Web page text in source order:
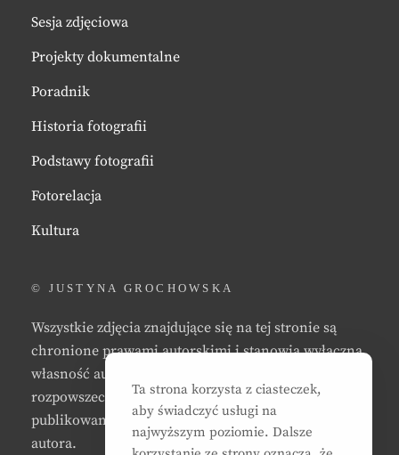
Sesja zdjęciowa
Projekty dokumentalne
Poradnik
Historia fotografii
Podstawy fotografii
Fotorelacja
Kultura
© JUSTYNA GROCHOWSKA
Wszystkie zdjęcia znajdujące się na tej stronie są
chronione prawami autorskimi i stanowią wyłączną
własność autora strony. Zabrania się kopiowania,
rozpowszechniania, reprodukowania,
publikowania, i/lub modyfikowania zdjęć bez zgody
autora.
Ta strona korzysta z ciasteczek,
aby świadczyć usługi na
najwyższym poziomie. Dalsze